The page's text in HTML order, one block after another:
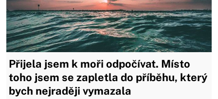
Přijela jsem k moři odpočívat. Místo
toho jsem se zapletla do příběhu, který
bych nejraději vymazala